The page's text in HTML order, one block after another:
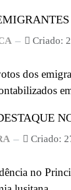
Criado:
dos
Criado:
no